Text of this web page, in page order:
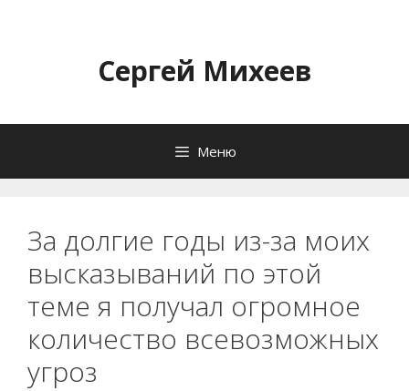
содержимомуСергей Михеев
Меню
За долгие годы из-за моих
высказываний по этой
теме я получал огромное
количество всевозможных
угроз